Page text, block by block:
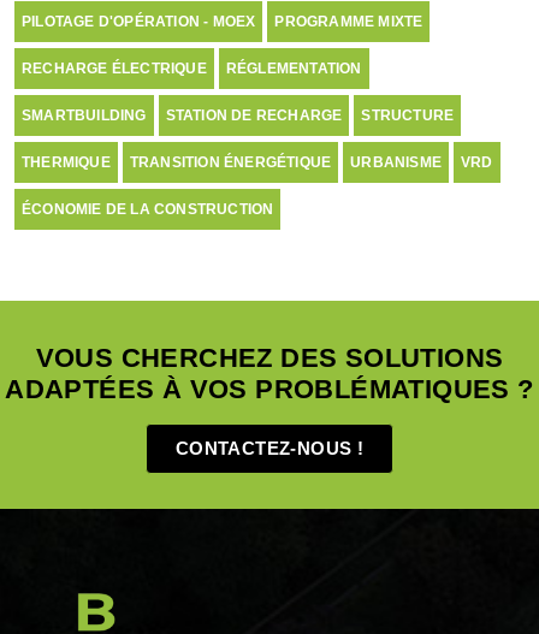
PILOTAGE D'OPÉRATION - MOEX PROGRAMME MIXTE
RECHARGE ÉLECTRIQUE RÉGLEMENTATION
SMARTBUILDING STATION DE RECHARGE STRUCTURE
THERMIQUE TRANSITION ÉNERGÉTIQUE URBANISME VRD
ÉCONOMIE DE LA CONSTRUCTION
VOUS CHERCHEZ DES SOLUTIONS
ADAPTÉES À VOS PROBLÉMATIQUES ?
CONTACTEZ-NOUS !